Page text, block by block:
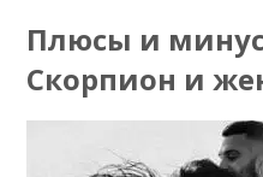
Плюсы и
Скорпион и